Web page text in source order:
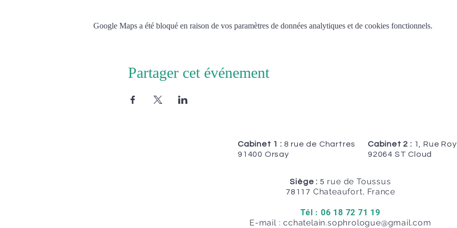
Google Maps a été bloqué en raison de vos paramètres de données analytiques et de cookies fonctionnels.
Partager cet événement
Cabinet 1 : 8 rue de Chartres
91400 Orsay
Cabinet 2 : 1, Rue
92064 ST Cloud
Siège : 5 rue de Toussus
78117 Chateaufort, France
Tél : 06 18 72 71 19
E-mail :cchatelain.sophrologue@gmail.com